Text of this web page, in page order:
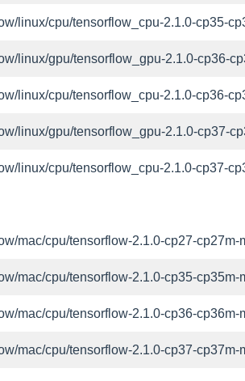
linux/cpu/tensorflow_cpu-2.1.0-cp35-
linux/gpu/tensorflow_gpu-2.1.0-cp36-
linux/cpu/tensorflow_cpu-2.1.0-cp36-
linux/gpu/tensorflow_gpu-2.1.0-cp37-
linux/cpu/tensorflow_cpu-2.1.0-cp37-
mac/cpu/tensorflow-2.1.0-cp27-cp27m-
mac/cpu/tensorflow-2.1.0-cp35-cp35m-
mac/cpu/tensorflow-2.1.0-cp36-cp36m-
mac/cpu/tensorflow-2.1.0-cp37-cp37m-